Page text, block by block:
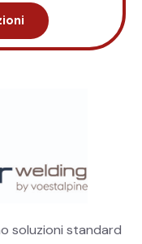
soluzioni standard